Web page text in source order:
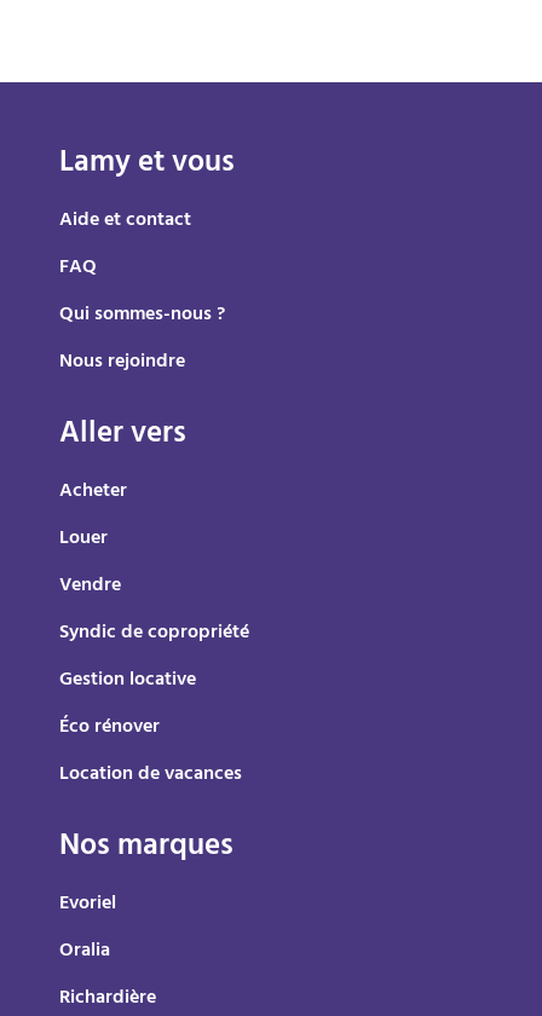
Lamy et vous
Aide et contact
FAQ
Qui sommes-nous ?
Nous rejoindre
Aller vers
Acheter
Louer
Vendre
Syndic de copropriété
Gestion locative
Éco rénover
Location de vacances
Nos marques
Evoriel
Oralia
Richardière